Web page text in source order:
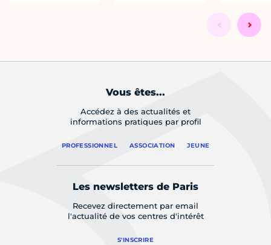
Vous êtes...
Accédez à des actualités et
informations pratiques par profil
PROFESSIONNEL ASSOCIATION JEUNE
Les newsletters de Paris
Recevez directement par email
l'actualité de vos centres d'intérêt
S'INSCRIRE